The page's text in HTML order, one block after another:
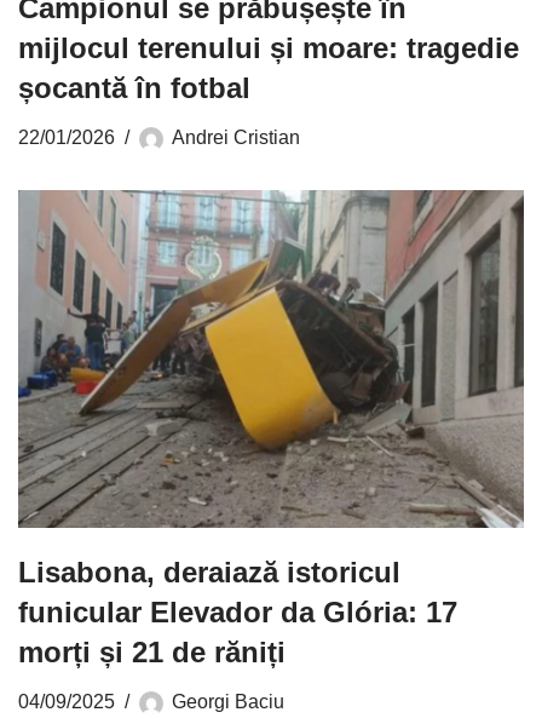
Campionul se prăbușește în
mijlocul terenului și moare: tragedie
șocantă în fotbal
22/01/2026 Andrei Cristian
Lisabona, deraiază istoricul
funicular Elevador da Glória: 17
morți și 21 de răniți
04/09/2025 Georgi Baciu